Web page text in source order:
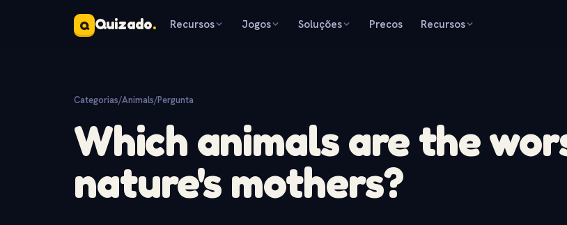
Q Quizado. Recursos Jogos Soluções Precos Recursos
Categorias/Animals/Pergunta
Which animals are the
nature's mothers?